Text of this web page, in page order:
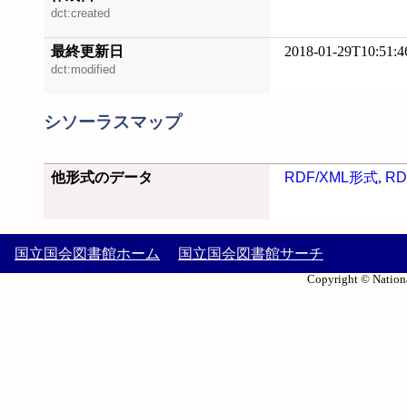
dct:created
最終更新日
dct:modified
2018-01-
シソーラスマップ
他形式のデータ RDF/XML形式,
国立国会図書館ホーム 国立国会図書館サーチ
Copyright ©